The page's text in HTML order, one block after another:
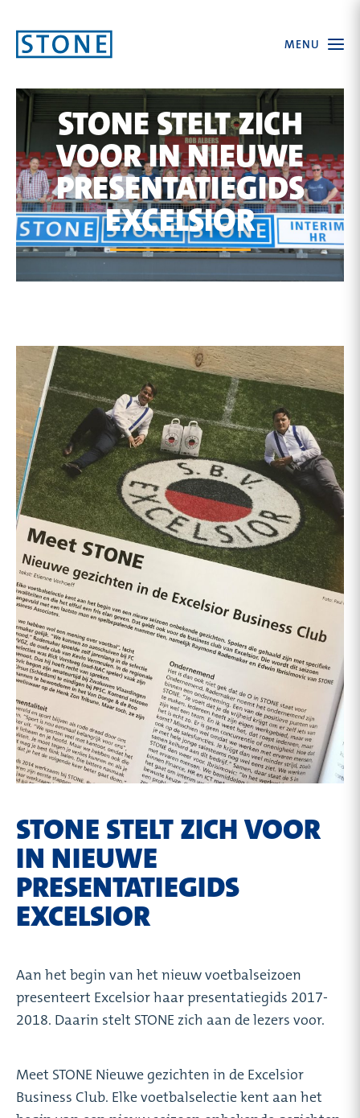
Ga
naar
Open
the
MENU
STONE STELT ZICH
VOOR IN NIEUWE
PRESENTATIEGIDS
EXCELSIOR
STONE STELT ZICH VOOR
IN NIEUWE
PRESENTATIEGIDS
EXCELSIOR
Aan het begin van het nieuw voetbalseizoen
presenteert Excelsior haar presentatiegids 2017-
2018. Daarin stelt STONE zich aan de lezers voor.
Meet STONE Nieuwe gezichten in de Excelsior
Business Club. Elke voetbalselectie kent aan het